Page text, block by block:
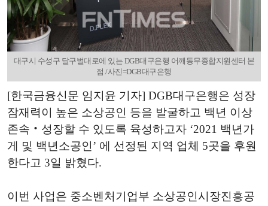
대구시 수성구 달구벌대로에 있는 DGB대구은행 어깨동무종합지원센터 본
점./사진=DGB대구은행
[한국금융신문 임지윤 기자] DGB대구은행은 성장
잠재력이 높은 소상공인 등을 발굴하고 백년 이상
존속‧성장할 수 있도록 육성하고자 ‘2021 백년가
게 및 백년소공인’ 에 선정된 지역 업체 5곳을 후원
한다고 3일 밝혔다.
이번 사업은 중소벤처기업부 소상공인시장진흥공